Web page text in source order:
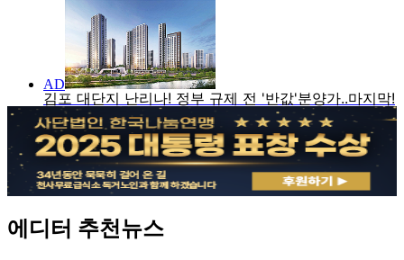
에디터 추천뉴스